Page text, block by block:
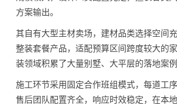
方案输出。
其自有大型主材卖场，建材品类选择空间
整装套餐产品，适配预算区间跨度较大的
装领域积累了大量别墅、大平层的落地案例
施工环节采用固定合作班组模式，每道工
售后团队配置齐全，响应时效稳定，在本